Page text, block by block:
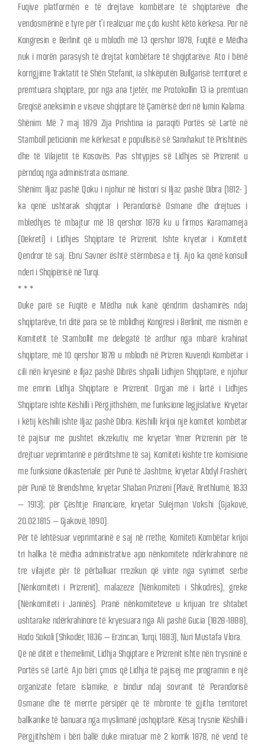
Fuqive platformën e të drejtave kombëtare të shqiptarëve dhe
vendosmërinë e tyre për t’i realizuar me çdo kusht këto kërkesa. Por në
Kongresin e Berlinit që u mblodh më 13 qershor 1878, Fuqitë e Mëdha
nuk i morën parasysh të drejtat kombëtare të shqiptarëve. Ato i bënë
korrigjime Traktatit të Shën Stefanit, ia shkëputën Bullgarisë territoret e
premtuara shqiptare, por nga ana tjetër, me Protokollin 13 ia premtuan
Greqisë aneksimin e viseve shqiptare të Çamërisë deri në lumin Kalama.
Shënim: Më 7 maj 1879 Zija Prishtina ia paraqiti Portës së Lartë në
Stamboll peticionin me kërkesat e popullsisë së Sanxhakut të Prishtinës
dhe të Vilajetit të Kosovës. Pas shtypjes së Lidhjes së Prizrenit u
përndoq nga administrata osmane.
Shënim: Iljaz pashë Qoku i njohur në histori si Iljaz pashë Dibra (1812- )
ka qenë ushtarak shqiptar i Perandorisë Osmane dhe drejtues i
mbledhjes të mbajtur më 18 qershor 1878 ku u firmos Kararnameja
(Dekreti) i Lidhjes Shqiptare të Prizrenit. Ishte kryetar i Komitetit
Qendror të saj. Ebru Savner është stërmbesa e tij. Ajo ka qenë konsull
nderi i Shqipërisë në Turqi.
* * *
Duke parë se Fuqitë e Mëdha nuk kanë qëndrim dashamirës ndaj
shqiptarëve, tri ditë para se të mblidhej Kongresi i Berlinit, me nismën e
Komitetit të Stambollit me delegatë të ardhur nga mbarë krahinat
shqiptare, më 10 qershor 1878 u mblodh në Prizren Kuvendi Kombëtar i
cili nën kryesinë e Iljaz pashë Dibrës shpalli Lidhjen Shqiptare, e njohur
me emrin Lidhja Shqiptare e Prizrenit. Organ më i lartë i Lidhjes
Shqiptare ishte Këshilli i Përgjithshëm, me funksione legjislative. Kryetar
i këtij këshilli ishte Iljaz pashë Dibra. Këshilli krijoi një komitet kombëtar
të pajisur me pushtet ekzekutiv, me kryetar Ymer Prizrenin për të
drejtuar veprimtarinë e përditshme të saj. Komiteti kishte tre komisione
me funksione dikasteriale: për Punë të Jashtme, kryetar Abdyl Frashëri;
për Punë të Brendshme, kryetar Shaban Prizreni (Plavë, Rrethlumë, 1833
– 1913); për Çështje Financiare, kryetar Sulejman Vokshi (Gjakovë,
20.02.1815 – Gjakovë, 1890).
Për të lehtësuar veprimtarinë e saj në rrethe, Komiteti Kombëtar krijoi
tri hallka të mëdha administrative apo nënkomitete ndërkrahinore në
tre vilajete për të përballuar rrezikun që vinte nga synimet serbe
(Nënkomiteti i Prizrenit), malazeze (Nënkomiteti i Shkodrës), greke
(Nënkomiteti i Janinës). Pranë nënkomiteteve u krijuan tre shtabet
ushtarake ndërkrahinore të kryesuara nga Ali pashë Gucia (1828-1888),
Hodo Sokoli (Shkodër, 1836 – Erzincan, Turqi, 1883), Nuri Mustafa Vlora.
Që në ditët e themelimit, Lidhja Shqiptare e Prizrenit ishte nën trysninë e
Portës së Lartë. Ajo bëri çmos që Lidhja të pajisej me programin e një
organizate fetare islamike, e bindur ndaj sovranit të Perandorisë
Osmane dhe të merrte përsipër që të mbronte të gjitha territoret
ballkanike të banuara nga myslimanë joshqiptarë. Kësaj trysnie Këshilli i
Përgjithshëm i bëri ballë duke miratuar më 2 korrik 1878, në vend të